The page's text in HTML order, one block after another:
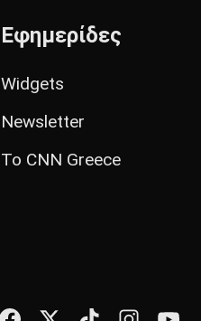
Εφημερίδες
Widgets
Newsletter
Το CNN Greece